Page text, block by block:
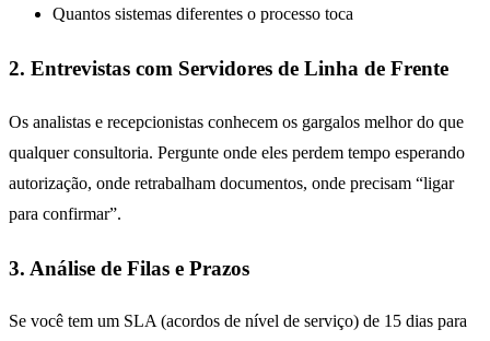
Quantos sistemas diferentes o processo toca
2. Entrevistas com Servidores de Linha de Frente
Os analistas e recepcionistas conhecem os gargalos melhor do que
qualquer consultoria. Pergunte onde eles perdem tempo esperando
autorização, onde retrabalham documentos, onde precisam “ligar
para confirmar”.
3. Análise de Filas e Prazos
Se você tem um SLA (acordos de nível de serviço) de 15 dias para